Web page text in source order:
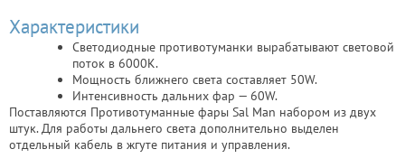
Характеристики
Светодиодные противотуманки вырабатывают световой
поток в 6000К.
Мощность ближнего света составляет 50W.
Интенсивность дальних фар — 60W.
Поставляются Противотуманные фары Sal Man набором из двух
штук. Для работы дальнего света дополнительно выделен
отдельный кабель в жгуте питания и управления.